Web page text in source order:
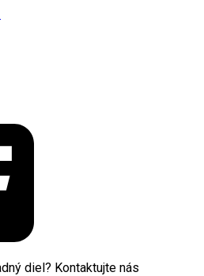
diel? Kontaktujte nás